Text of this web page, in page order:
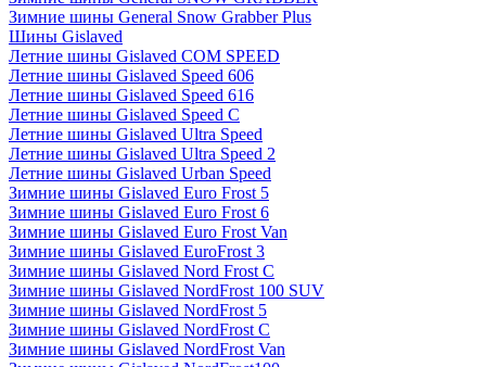
Зимние шины General Snow Grabber Plus
Шины Gislaved
Летние шины Gislaved COM SPEED
Летние шины Gislaved Speed 606
Летние шины Gislaved Speed 616
Летние шины Gislaved Speed C
Летние шины Gislaved Ultra Speed
Летние шины Gislaved Ultra Speed 2
Летние шины Gislaved Urban Speed
Зимние шины Gislaved Euro Frost 5
Зимние шины Gislaved Euro Frost 6
Зимние шины Gislaved Euro Frost Van
Зимние шины Gislaved EuroFrost 3
Зимние шины Gislaved Nord Frost C
Зимние шины Gislaved NordFrost 100 SUV
Зимние шины Gislaved NordFrost 5
Зимние шины Gislaved NordFrost C
Зимние шины Gislaved NordFrost Van